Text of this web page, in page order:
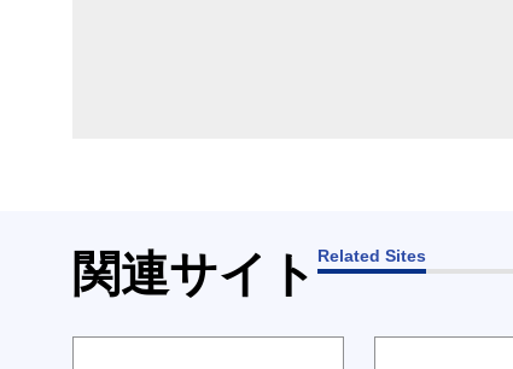
関連サイト Related Sites